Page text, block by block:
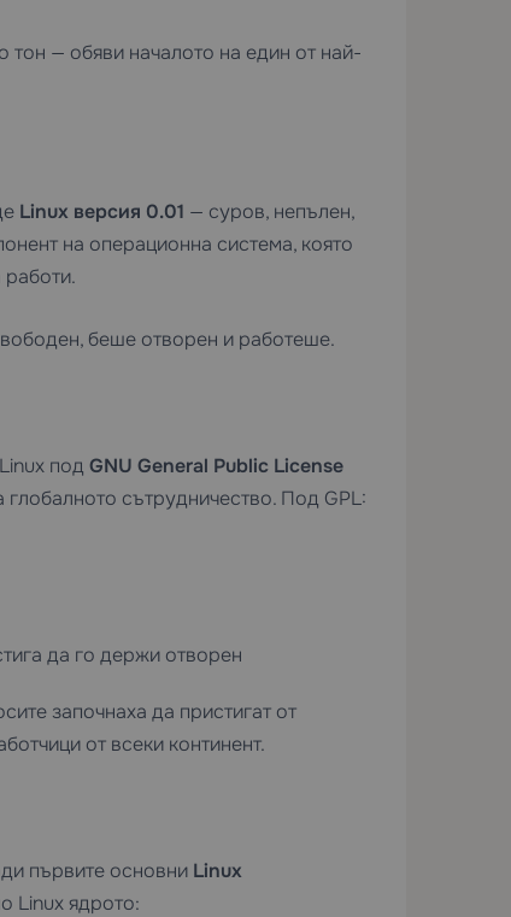
— обяви началото на един от най-
Linux версия 0.01 — суров, непълен,
на операционна система, която
беше отворен и работеше.
под GNU General Public License
сътрудничество. Под GPL:
да го держи отворен
започнаха да пристигат от
от всеки континент.
първите основни Linux
Linux ядрото: